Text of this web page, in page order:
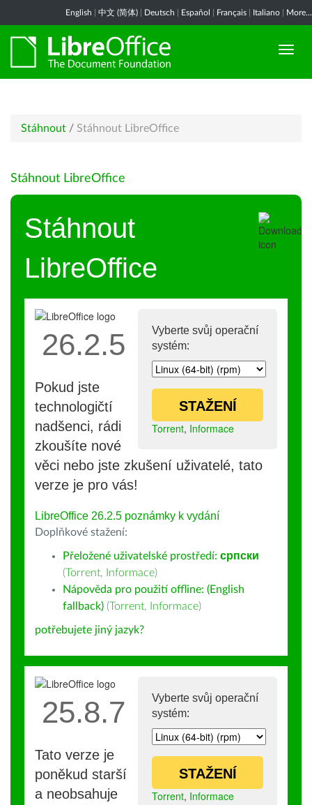
English 中文 (简体) Deutsch Español Français Italiano More...
Stáhnout / Stáhnout LibreOffice
Stáhnout LibreOffice
Stáhnout
LibreOffice
Vyberte svůj operační
systém:
STAŽENÍ
Torrent, Informace
26.2.5
Pokud jste
technologičtí
nadšenci, rádi
zkoušíte nové
věci nebo jste zkušení uživatelé, tato
verze je pro vás!
LibreOffice 26.2.5 poznámky k vydání
Doplňkové stažení:
Přeložené uživatelské prostředí: српски
(Torrent, Informace)
Nápověda pro použití offline: (English
fallback) (Torrent, Informace)
potřebujete jiný jazyk?
Vyberte svůj operační
systém:
STAŽENÍ
Torrent, Informace
25.8.7
Tato verze je
poněkud starší
a neobsahuje